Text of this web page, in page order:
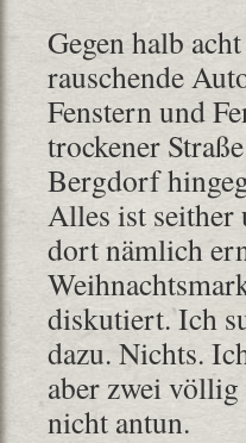
Gegen halb
rauschende
Fenstern und
trockener
Bergdorf
Alles ist seither
dort nämlich
diskutiert. Ich
dazu. Nichts.
aber zwei
nicht antun.